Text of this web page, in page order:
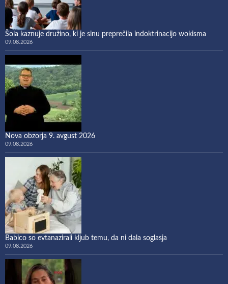
Šola kaznuje družino, ki je sinu preprečila indoktrinacijo wokisma
09.08.2026
Nova obzorja 9. avgust 2026
09.08.2026
Babico so evtanazirali kljub temu, da ni dala soglasja
09.08.2026